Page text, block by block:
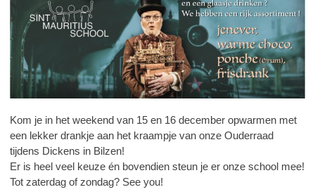
Kom je in het weekend van 15 en 16 december opwarmen met
een lekker drankje aan het kraampje van onze Ouderraad
tijdens Dickens in Bilzen!
Er is heel veel keuze én bovendien steun je er onze school mee!
Tot zaterdag of zondag? See you!